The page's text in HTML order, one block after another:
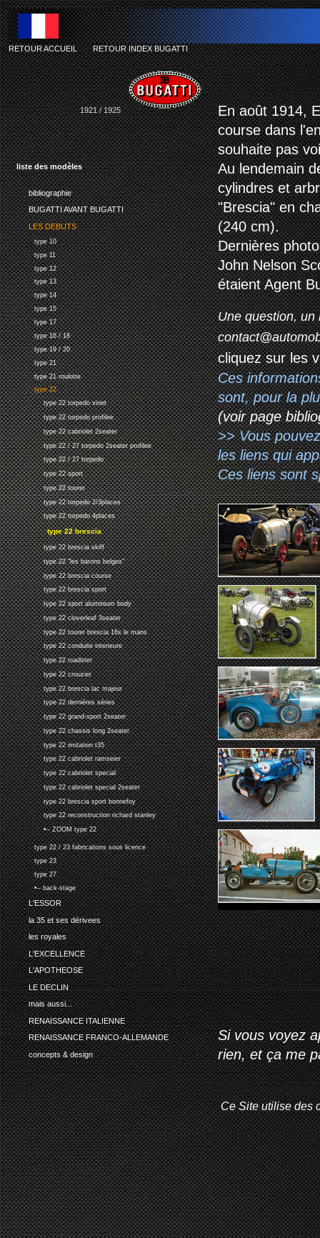
liste des modèles
bibliographie
BUGATTI AVANT BUGATTI
LES DEBUTS
type 10
type 11
type 12
type 13
type 14
type 15
type 17
type 16 / 18
type 19 / 20
type 21
type 21 roulotte
type 22
type 22 torpedo vinet
type 22 torpedo profilee
type 22 cabriolet 2seater
type 22 / 27 torpedo 2seater profilee
type 22 / 27 torpedo
type 22 sport
type 22 tourer
type 22 torpedo 2/3places
type 22 torpedo 4places
type 22 brescia
type 22 brescia skiff
type 22 "les barons belges"
type 22 brescia course
type 22 brescia sport
type 22 sport aluminium body
type 22 cloverleaf 3seater
type 22 tourer brescia 16s le mans
type 22 conduite interieure
type 22 roadster
type 22 crouzier
type 22 brescia lac majeur
type 22 dernières séries
type 22 grand-sport 2seater
type 22 chassis long 2seater
type 22 imitation t35
type 22 cabriolet ramseier
type 22 cabriolet special
type 22 cabriolet special 2seater
type 22 brescia sport bonnefoy
type 22 reconstruction richard stanley
•-- ZOOM type 22
type 22 / 23 fabrications sous licence
type 23
type 27
•-- back-stage
L'ESSOR
la 35 et ses dérivees
les royales
L'EXCELLENCE
L'APOTHEOSE
LE DECLIN
mais aussi...
RENAISSANCE ITALIENNE
RENAISSANCE FRANCO-ALLEMANDE
concepts & design
RETOUR ACCUEIL-RETOUR INDEX BUGATTI
1921 / 1925
En août 1914,
course dans
souhaite pas
Au lendemain
cylindres et
"Brescia" en
(240 cm).
Dernières
John Nelson
étaient Agent
Une question, un
cliquez sur les
Ces
sont, pour la
(voir page
>> Vous
les liens qui
Ces liens sont
Si vous voyez
rien, et ça me
Ce Site utilise des